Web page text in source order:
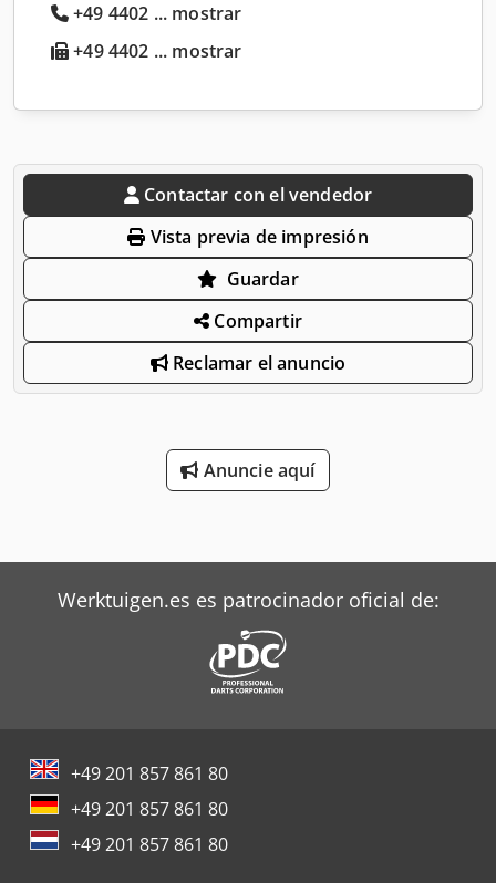
+49 4402 ... mostrar
+49 4402 ... mostrar
Contactar con el vendedor
Vista previa de impresión
Guardar
Compartir
Reclamar el anuncio
Anuncie aquí
Werktuigen.es es patrocinador oficial de:
+49 201 857 861 80
+49 201 857 861 80
+49 201 857 861 80